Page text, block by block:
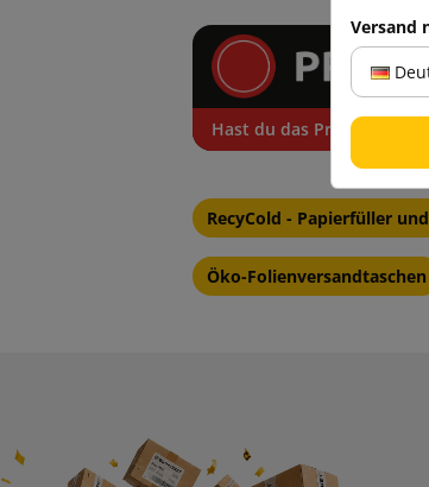
Hast du das Produkt, das
RecyCold - Papierfüller
Öko-Folienversandtaschen
Versand